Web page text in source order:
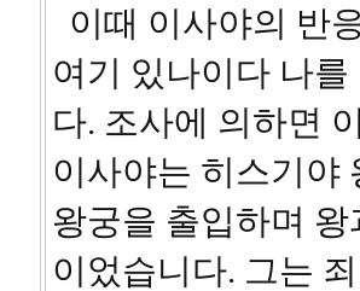
이때 이사야의 반
여기 있나이다 나
다. 조사에 의하면
이사야는 히스기야
왕궁을 출입하며
이었습니다. 그는